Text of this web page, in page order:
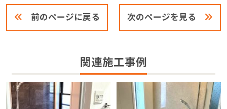
前のページに戻る 次のページを見る
関連施工事例